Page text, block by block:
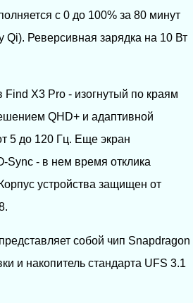
с 0 до 100% за 80 минут
Qi). Реверсивная зарядка на 10 Вт
Find X3 Pro - изогнутый по краям
QHD+ и адаптивной
5 до 120 Гц. Еще экран
Sync - в нем время отклика
устройства защищен от
собой чип Snapdragon
и накопитель стандарта UFS 3.1